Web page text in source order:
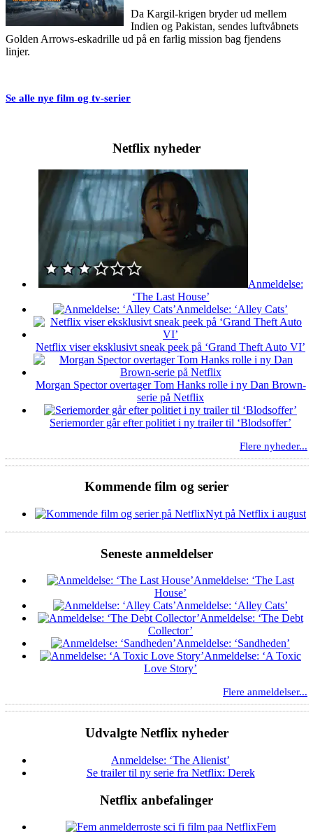
Da Kargil-krigen bryder ud mellem
Indien og Pakistan, sendes luftvåbnets
Golden Arrows-eskadrille ud på en farlig mission bag fjendens
linjer.
Se alle nye film og tv-serier
Netflix nyheder
Anmeldelse:
‘The Last House’
Anmeldelse: ‘Alley Cats’
Netflix viser eksklusivt sneak peek på ‘Grand Theft Auto VI’
Morgan Spector overtager Tom Hanks rolle i ny Dan Brown-
serie på Netflix
Seriemorder går efter politiet i ny trailer til ‘Blodsoffer’
Flere nyheder...
Kommende film og serier
Nyt på Netflix i august
Seneste anmeldelser
Anmeldelse: ‘The Last
House’
Anmeldelse: ‘Alley Cats’
Anmeldelse: ‘The Debt
Collector’
Anmeldelse: ‘Sandheden’
Anmeldelse: ‘A Toxic
Love Story’
Flere anmeldelser...
Udvalgte Netflix nyheder
Anmeldelse: ‘The Alienist’
Se trailer til ny serie fra Netflix: Derek
Netflix anbefalinger
Fem